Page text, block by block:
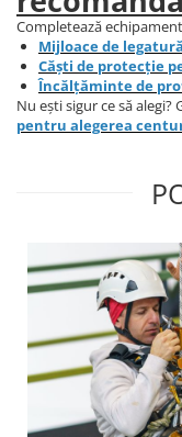
Completează
Mijloace de
Căști de protecție
Încălțăminte de
Nu ești sigur ce să
pentru alegerea